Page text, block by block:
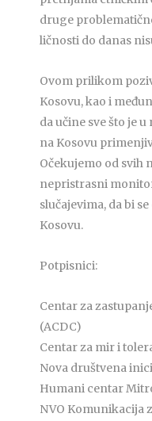
druge
ličnosti do danas
Ovom prilikom
Kosovu, kao i
da učine sve što je
na Kosovu
Očekujemo od svih
nepristrasni
slučajevima, da bi
Kosovu.
Potpisnici:
Centar za
(ACDC)
Centar za mir i
Nova društvena
Humani centar
NVO Komunikacija